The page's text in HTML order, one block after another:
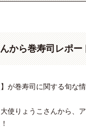
から巻寿司レポー
が巻寿司に関する旬な
使りょうこさんから、